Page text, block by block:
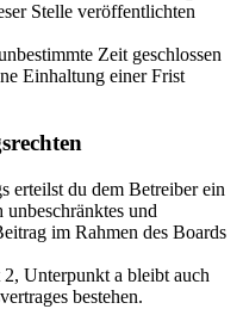
Stelle veröffentlichten
Zeit geschlossen
Einhaltung einer Frist
erteilst du dem Betreiber ein
und
im Rahmen des Boards
Unterpunkt a bleibt auch
bestehen.